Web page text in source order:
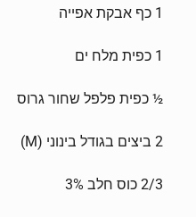
1 כף אבקת אפייה
1 כפית מלח ים
½ כפית פלפל שחור גרוס
2 ביצים בגודל בינוני (M)
2/3 כוס חלב 3%